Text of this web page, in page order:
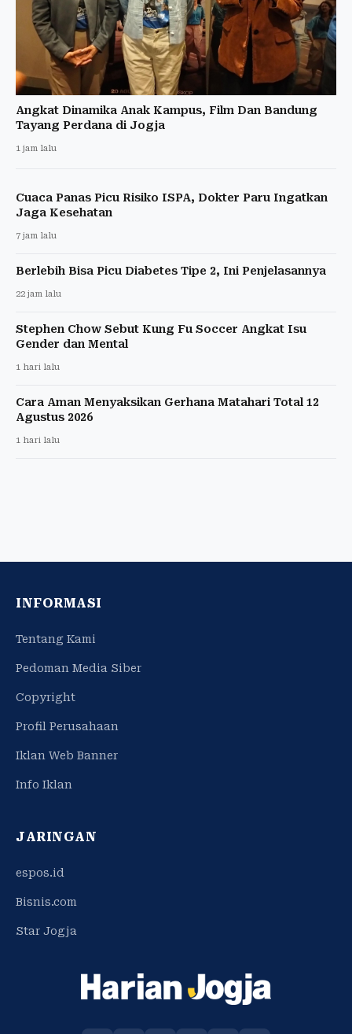
Angkat Dinamika Anak Kampus, Film Dan Bandung
Tayang Perdana di Jogja
1 jam lalu
Cuaca Panas Picu Risiko ISPA, Dokter Paru Ingatkan
Jaga Kesehatan
7 jam lalu
Berlebih Bisa Picu Diabetes Tipe 2, Ini Penjelasannya
22 jam lalu
Stephen Chow Sebut Kung Fu Soccer Angkat Isu
Gender dan Mental
1 hari lalu
Cara Aman Menyaksikan Gerhana Matahari Total 12
Agustus 2026
1 hari lalu
INFORMASI
Tentang Kami
Pedoman Media Siber
Copyright
Profil Perusahaan
Iklan Web Banner
Info Iklan
JARINGAN
espos.id
Bisnis.com
Star Jogja